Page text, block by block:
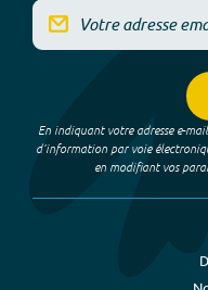
En indiquant votre adresse e-
d’information par voie
en modifiant vos